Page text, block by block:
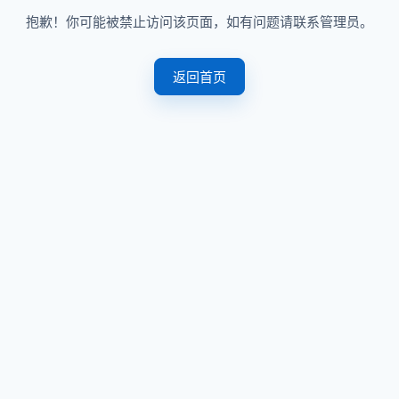
抱歉！你可能被禁止访问该页面，如有问题请联系管理员。
返回首页